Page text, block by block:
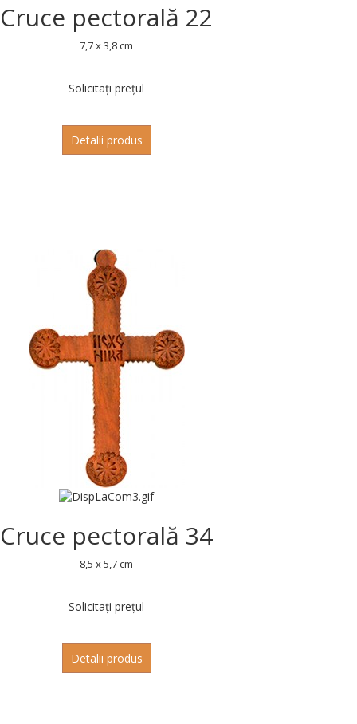
Cruce pectorală 22
7,7 x 3,8 cm
Solicitați prețul
Detalii produs
Cruce pectorală 34
8,5 x 5,7 cm
Solicitați prețul
Detalii produs